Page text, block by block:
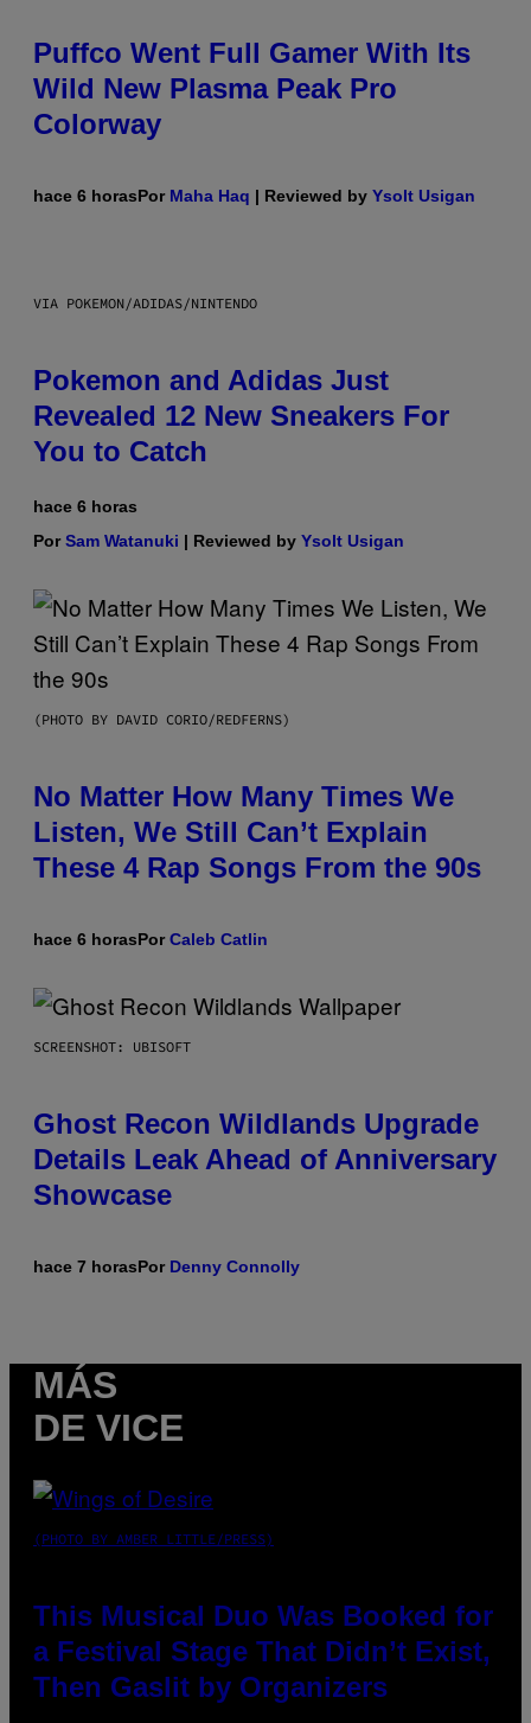
Puffco Went Full Gamer With Its
Wild New Plasma Peak Pro
Colorway
hace 6 horasPor Maha Haq | Reviewed by Ysolt Usigan
VIA POKEMON/ADIDAS/NINTENDO
Pokemon and Adidas Just
Revealed 12 New Sneakers For
You to Catch
hace 6 horas
PorSam Watanuki | Reviewed by Ysolt Usigan
(PHOTO BY DAVID CORIO/REDFERNS)
No Matter How Many Times We
Listen, We Still Can’t Explain
These 4 Rap Songs From the 90s
hace 6 horasPorCaleb Catlin
SCREENSHOT: UBISOFT
Ghost Recon Wildlands Upgrade
Details Leak Ahead of Anniversary
Showcase
hace 7 horasPor Denny Connolly
MÁS
DE VICE
(PHOTO BY AMBER LITTLE/PRESS)
This Musical Duo Was Booked for
a Festival Stage That Didn’t Exist,
Then Gaslit by Organizers